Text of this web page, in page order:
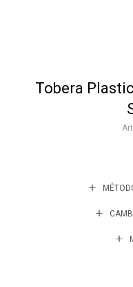
Tobera
Varios